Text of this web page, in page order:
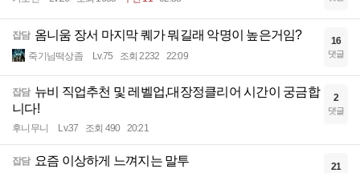
잡담 옴니움 장서 마지막 퀘가 뭐길래 악명이 높은거임?
죽기님떡상좀 Lv.75 조회 2232 22:09
16
댓글
잡담 뉴비 직업추천 및 레벨업,대장정클리어 시간이 궁금합
니다!
후니무니 Lv.37 조회 490 20:21
2
댓글
잡담 요즘 이상하게 느껴지는 말투 21